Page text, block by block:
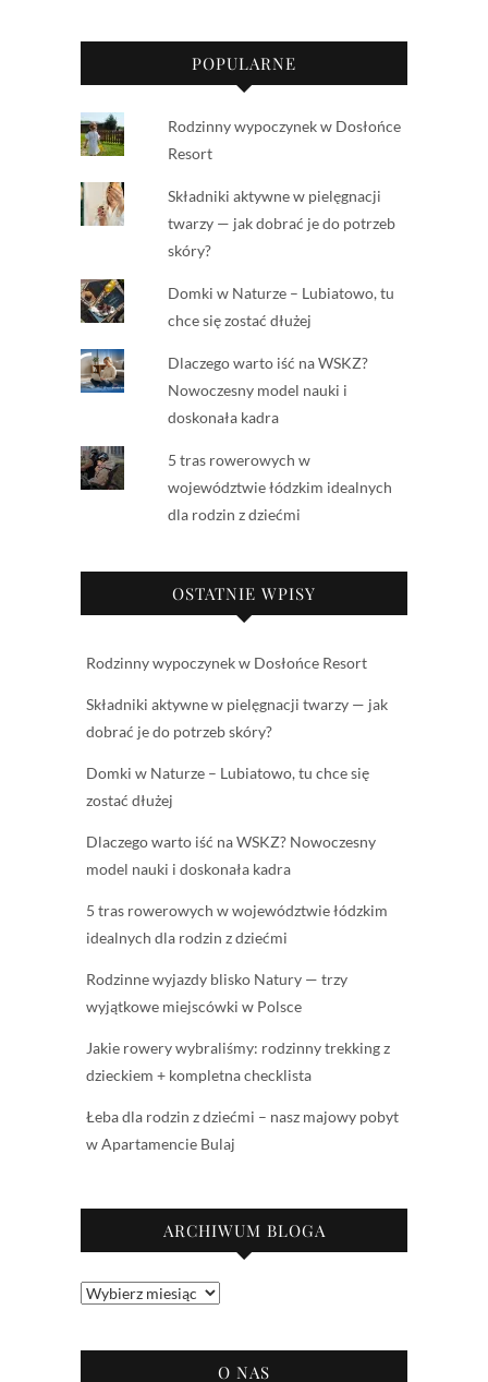
POPULARNE
Rodzinny wypoczynek w Dosłońce
Resort
Składniki aktywne w pielęgnacji
twarzy — jak dobrać je do potrzeb
skóry?
Domki w Naturze – Lubiatowo, tu
chce się zostać dłużej
Dlaczego warto iść na WSKZ?
Nowoczesny model nauki i
doskonała kadra
5 tras rowerowych w
województwie łódzkim idealnych
dla rodzin z dziećmi
OSTATNIE WPISY
Rodzinny wypoczynek w Dosłońce Resort
Składniki aktywne w pielęgnacji twarzy — jak
dobrać je do potrzeb skóry?
Domki w Naturze – Lubiatowo, tu chce się
zostać dłużej
Dlaczego warto iść na WSKZ? Nowoczesny
model nauki i doskonała kadra
5 tras rowerowych w województwie łódzkim
idealnych dla rodzin z dziećmi
Rodzinne wyjazdy blisko Natury — trzy
wyjątkowe miejscówki w Polsce
Jakie rowery wybraliśmy: rodzinny trekking z
dzieckiem + kompletna checklista
Łeba dla rodzin z dziećmi – nasz majowy pobyt
w Apartamencie Bulaj
ARCHIWUM BLOGA
Archiwum
O NAS